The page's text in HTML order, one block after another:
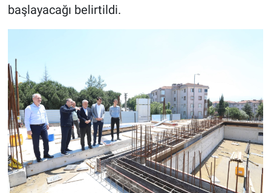
başlayacağı belirtildi.